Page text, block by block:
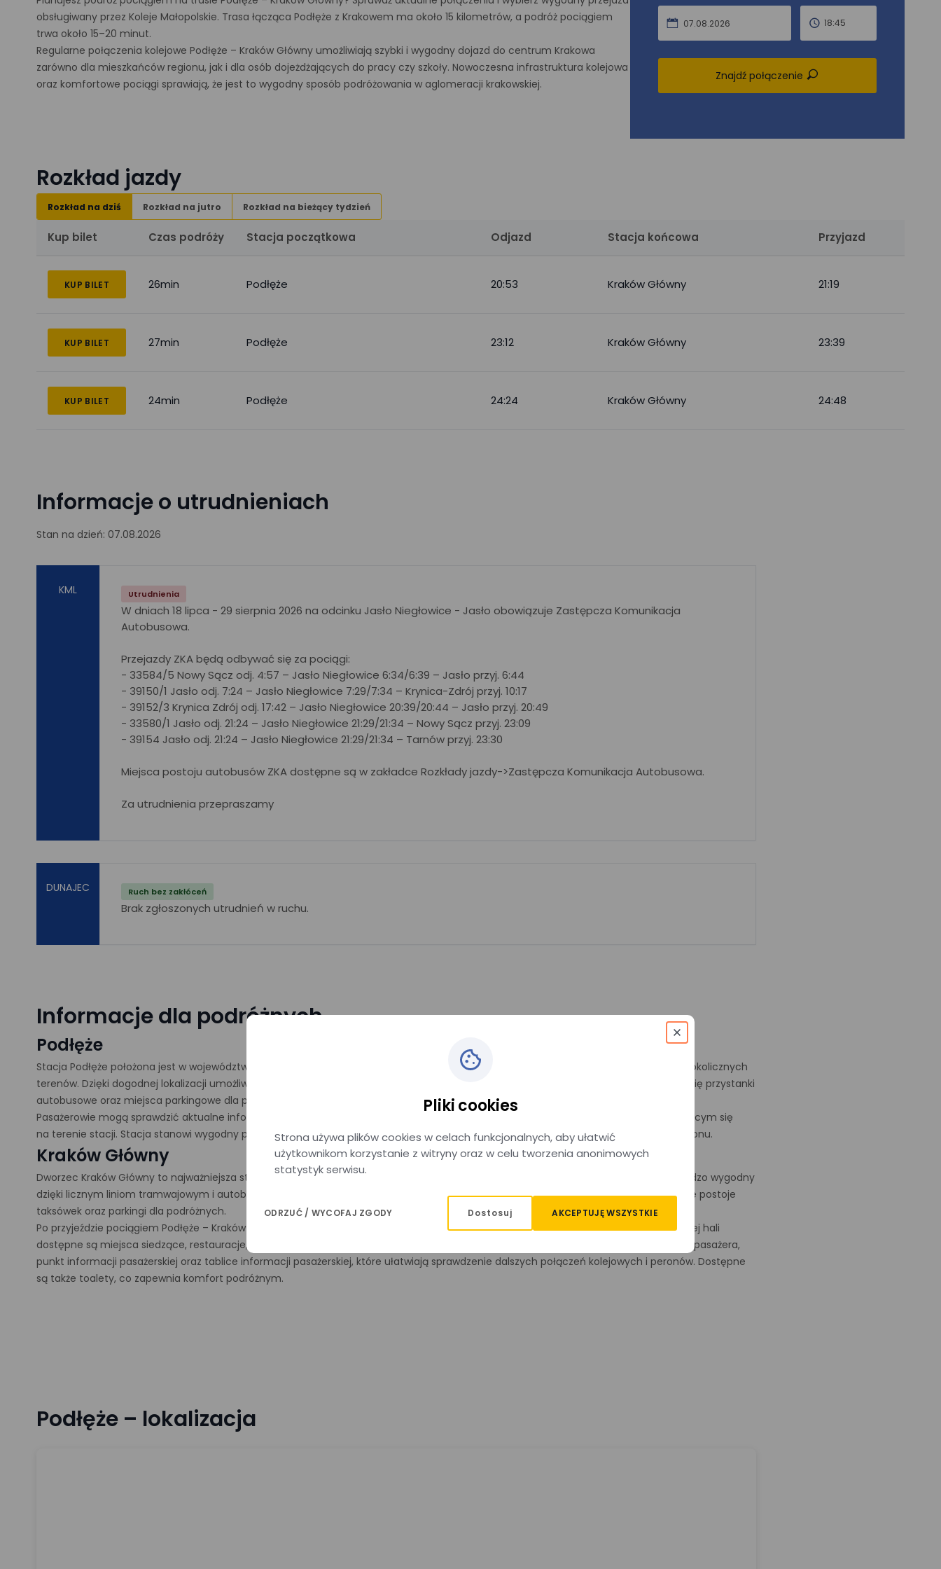
obsługiwany przez Koleje Małopolskie. Trasa łącząca Podłęże z Krakowem ma około 15 kilometrów, a podróż pociągiem
trwa około 15–20 minut.
Regularne połączenia kolejowe Podłęże – Kraków Główny umożliwiają szybki i wygodny dojazd do centrum Krakowa
zarówno dla mieszkańców regionu, jak i dla osób dojeżdżających do pracy czy szkoły. Nowoczesna infrastruktura kolejowa
oraz komfortowe pociągi sprawiają, że jest to wygodny sposób podróżowania w aglomeracji krakowskiej.
07.08.2026 18:45
Znajdź połączenie
Rozkład jazdy
Rozkład na dziś Rozkład na jutro Rozkład na bieżący tydzień
Kup bilet Czas podróży Stacja początkowa Odjazd Stacja końcowa Przyjazd
KUP BILET 26min Podłęże 20:53 Kraków Główny 21:19
KUP BILET 27min Podłęże 23:12 Kraków Główny 23:39
KUP BILET 24min Podłęże 24:24 Kraków Główny 24:48
Informacje o utrudnieniach
Stan na dzień: 07.08.2026
KML Utrudnienia
W dniach 18 lipca - 29 sierpnia 2026 na odcinku Jasło Niegłowice - Jasło obowiązuje Zastępcza Komunikacja
Autobusowa.
Przejazdy ZKA będą odbywać się za pociągi:
- 33584/5 Nowy Sącz odj. 4:57 – Jasło Niegłowice 6:34/6:39 – Jasło przyj. 6:44
- 39150/1 Jasło odj. 7:24 – Jasło Niegłowice 7:29/7:34 – Krynica-Zdrój przyj. 10:17
- 39152/3 Krynica Zdrój odj. 17:42 – Jasło Niegłowice 20:39/20:44 – Jasło przyj. 20:49
- 33580/1 Jasło odj. 21:24 – Jasło Niegłowice 21:29/21:34 – Nowy Sącz przyj. 23:09
- 39154 Jasło odj. 21:24 – Jasło Niegłowice 21:29/21:34 – Tarnów przyj. 23:30
Miejsca postoju autobusów ZKA dostępne są w zakładce Rozkłady jazdy->Zastępcza Komunikacja Autobusowa.
Za utrudnienia przepraszamy
DUNAJEC Ruch bez zakłóceń
Brak zgłoszonych utrudnień w ruchu.
Informacje dla podróżnych
Podłęże
Stacja Podłęże położona jest w województwie małopolskim i stanowi ważny punkt komunikacyjny dla mieszkańców miejscowości oraz okolicznych
terenów. Dzięki dogodnej lokalizacji umożliwia łatwy dojazd zarówno komunikacją lokalną, jak i samochodem. W pobliżu stacji znajdują się przystanki
autobusowe oraz miejsca parkingowe dla podróżnych.
Pasażerowie mogą sprawdzić aktualne informacje o odjazdach i przyjazdach pociągów dzięki tablicom informacji pasażerskiej znajdującym się
na terenie stacji. Stacja stanowi wygodny punkt rozpoczęcia podróży na trasie Podłęże – Kraków Główny oraz w innych kierunkach regionu.
Kraków Główny
Dworzec Kraków Główny to najważniejsza stacja kolejowa w Krakowie, położona w ścisłym centrum miasta. Dojazd na dworzec jest bardzo wygodny
dzięki licznym liniom tramwajowym i autobusowym, które zatrzymują się w jego bezpośrednim sąsiedztwie. W okolicy znajdują się także postoje
taksówek oraz parkingi dla podróżnych.
Po przyjeździe pociągiem Podłęże – Kraków Główny pasażerowie mogą skorzystać z rozbudowanej infrastruktury dworca. W przestronnej hali
dostępne są miejsca siedzące, restauracje, kawiarnie oraz sklepy. Na terenie dworca znajdują się również kasy biletowe, punkty obsługi pasażera,
punkt informacji pasażerskiej oraz tablice informacji pasażerskiej, które ułatwiają sprawdzenie dalszych połączeń kolejowych i peronów. Dostępne
są także toalety, co zapewnia komfort podróżnym.
Podłęże – lokalizacja
Pliki cookies
Strona używa plików cookies w celach funkcjonalnych, aby ułatwić
użytkownikom korzystanie z witryny oraz w celu tworzenia anonimowych
statystyk serwisu.
ODRZUĆ / WYCOFAJ ZGODY Dostosuj AKCEPTUJĘ WSZYSTKIE